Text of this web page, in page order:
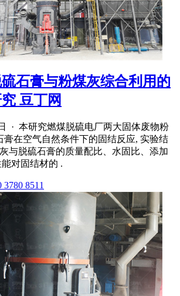
石膏与粉煤灰综合利用的
豆丁网
· 本研究燃煤脱硫电厂两大固体废物粉
膏在空气自然条件下的固结反应, 实验结
与脱硫石膏的质量配比、水固比、添加
对固结材的 .
8511